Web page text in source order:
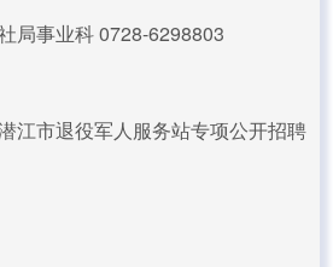
业科 0728-6298803
江市退役军人服务站专项公开招聘